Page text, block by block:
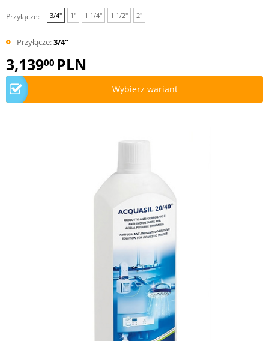
Przyłącze: 3/4" 1" 1 1/4" 1 1/2" 2"
Przyłącze:3/4"
3,13900 PLN
Wybierz wariant